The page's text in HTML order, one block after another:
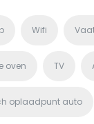
Wifi
oven TV
oplaadpunt auto